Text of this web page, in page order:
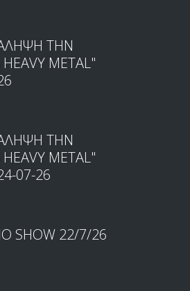
ΤΗΝ
METAL"
ΤΗΝ
METAL"
07-26
SHOW 22/7/26